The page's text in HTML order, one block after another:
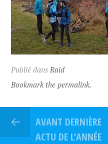
Publié dans Raid
Bookmark the permalink.
AVANT DERNIÈRE
ACTU DE L’ANNÉE